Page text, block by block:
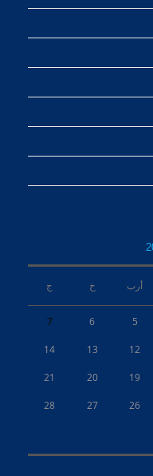
أرب خ ج
5
6
7
12
13
14
19
20
21
26
27
28